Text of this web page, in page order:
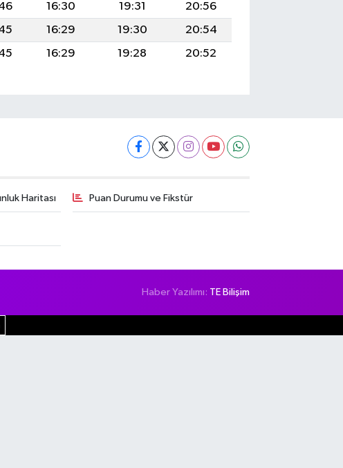
16:30 19:31
20:56
16:29 19:30
20:54
16:29 19:28 20:52
Haritası Puan Durumu ve Fikstür
Haber Yazılımı: TE Bilişim